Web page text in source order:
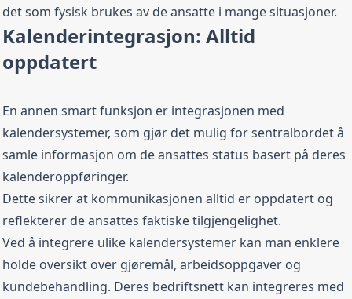
det som fysisk brukes av de ansatte i mange situasjoner.
Kalenderintegrasjon: Alltid
oppdatert
En annen smart funksjon er integrasjonen med
kalendersystemer, som gjør det mulig for sentralbordet å
samle informasjon om de ansattes status basert på deres
kalenderoppføringer.
Dette sikrer at kommunikasjonen alltid er oppdatert og
reflekterer de ansattes faktiske tilgjengelighet.
Ved å integrere ulike kalendersystemer kan man enklere
holde oversikt over gjøremål, arbeidsoppgaver og
kundebehandling. Deres bedriftsnett kan integreres med